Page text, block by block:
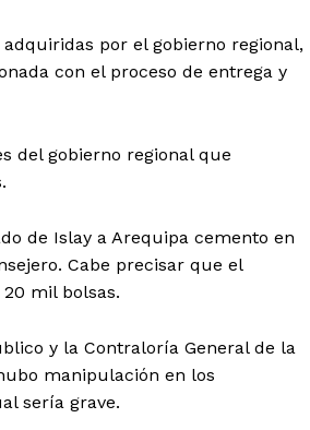
Diario los Andes
por el gobierno regional,
con el proceso de entrega y
del gobierno regional que
de Islay a Arequipa cemento en
Cabe precisar que el
mil bolsas.
y la Contraloría General de la
manipulación en los
sería grave.